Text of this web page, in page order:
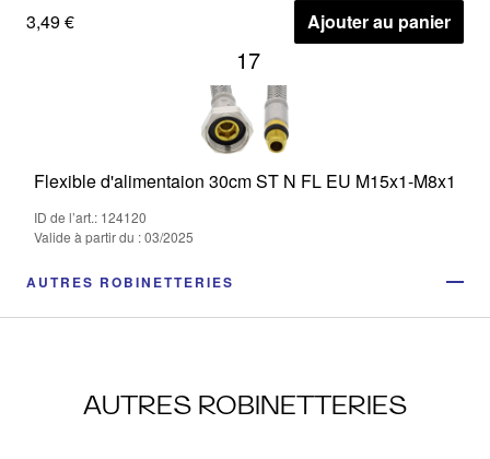
3,49 € Ajouter au panier
17
Flexible d'alimentaion 30cm ST N FL EU M15x1-M8x1
ID de l’art.: 124120
Valide à partir du : 03/2025
AUTRES ROBINETTERIES
AUTRES ROBINETTERIES